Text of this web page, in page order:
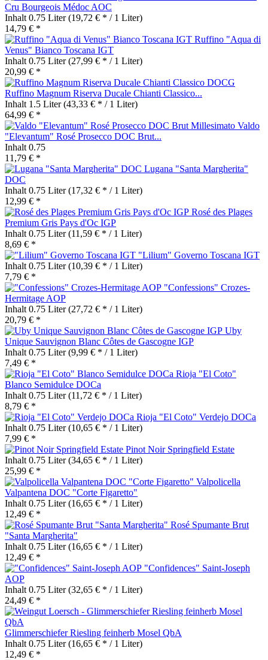
Cru Bourgeois Médoc AOC
Inhalt 0.75 Liter(19,72 € * / 1 Liter)
14,79 € *
Ruffino "Aqua di
Venus" Bianco Toscana IGT
Inhalt 0.75 Liter(27,99 € * / 1 Liter)
20,99 € *
Ruffino Magnum Riserva Ducale Chianti Classico...
Inhalt 1.5 Liter(43,33 € * / 1 Liter)
64,99 € *
Valdo
"Elevantum" Rosé Prosecco DOC Brut...
Inhalt 0.75
11,79 € *
Lugana "Santa Margherita"
DOC
Inhalt 0.75 Liter(17,32 € * / 1 Liter)
12,99 € *
Rosé des Plages
Premium Gris Pays d'Oc IGP
Inhalt 0.75 Liter(11,59 € * / 1 Liter)
8,69 € *
"Lilium" Governo Toscana IGT
Inhalt 0.75 Liter(10,39 € * / 1 Liter)
7,79 € *
"Confessions" Crozes-
Hermitage AOP
Inhalt 0.75 Liter(27,72 € * / 1 Liter)
20,79 € *
Uby
Unique Sauvignon Blanc Côtes de Gascogne IGP
Inhalt 0.75 Liter(9,99 € * / 1 Liter)
7,49 € *
Rioja "El Coto"
Blanco Semidulce DOCa
Inhalt 0.75 Liter(11,72 € * / 1 Liter)
8,79 € *
Rioja "El Coto" Verdejo DOCa
Inhalt 0.75 Liter(10,65 € * / 1 Liter)
7,99 € *
Pinot Noir Springfield Estate
Inhalt 0.75 Liter(34,65 € * / 1 Liter)
25,99 € *
Valpolicella
Valpantena DOC "Corte Figaretto"
Inhalt 0.75 Liter(16,65 € * / 1 Liter)
12,49 € *
Rosé Spumante Brut
"Santa Margherita"
Inhalt 0.75 Liter(16,65 € * / 1 Liter)
12,49 € *
"Confidences" Saint-Joseph
AOP
Inhalt 0.75 Liter(32,65 € * / 1 Liter)
24,49 € *
Glimmerschiefer Riesling feinherb Mosel QbA
Inhalt 0.75 Liter(16,65 € * / 1 Liter)
12,49 € *